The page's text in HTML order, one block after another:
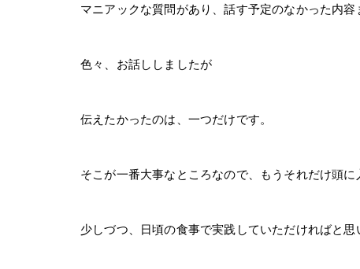
マニアックな質問があり、話す予定のなかった内
色々、お話ししましたが
伝えたかったのは、一つだけです。
そこが一番大事なところなので、もうそれだけ頭に
少しづつ、日頃の食事で実践していただければと思